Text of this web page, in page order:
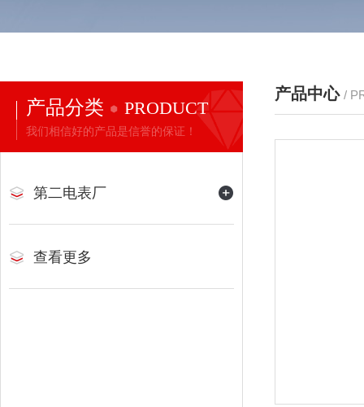
产品分类 PRODUCT
我们相信好的产品是信誉的保证！
第二电表厂
查看更多
产品中心 /